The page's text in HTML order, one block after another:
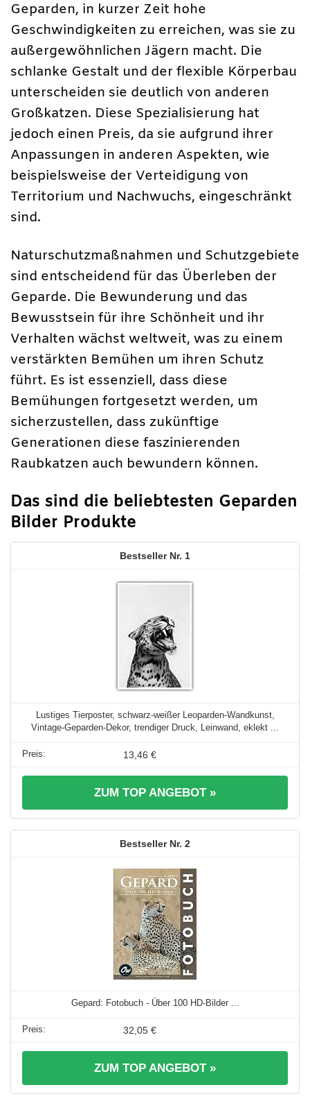
Geparden, in kurzer Zeit hohe
Geschwindigkeiten zu erreichen, was sie zu
außergewöhnlichen Jägern macht. Die
schlanke Gestalt und der flexible Körperbau
unterscheiden sie deutlich von anderen
Großkatzen. Diese Spezialisierung hat
jedoch einen Preis, da sie aufgrund ihrer
Anpassungen in anderen Aspekten, wie
beispielsweise der Verteidigung von
Territorium und Nachwuchs, eingeschränkt
sind.
Naturschutzmaßnahmen und Schutzgebiete
sind entscheidend für das Überleben der
Geparde. Die Bewunderung und das
Bewusstsein für ihre Schönheit und ihr
Verhalten wächst weltweit, was zu einem
verstärkten Bemühen um ihren Schutz
führt. Es ist essenziell, dass diese
Bemühungen fortgesetzt werden, um
sicherzustellen, dass zukünftige
Generationen diese faszinierenden
Raubkatzen auch bewundern können.
Das sind die beliebtesten Geparden
Bilder Produkte
1
Lustiges Tierposter, schwarz-weißer Leoparden-Wandkunst,
Vintage-Geparden-Dekor, trendiger Druck, Leinwand, eklekt ...
13,46 €
ZUM TOP ANGEBOT »
2
Gepard: Fotobuch - Über 100 HD-Bilder ...
32,05 €
ZUM TOP ANGEBOT »